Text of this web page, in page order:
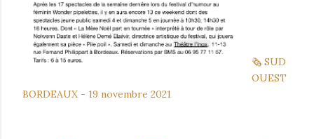
🗞 SUD
OUEST
BORDEAUX - 19 novembre 2021